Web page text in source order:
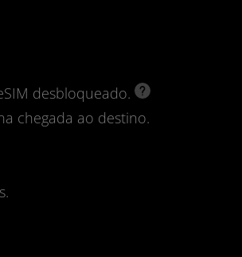
desbloqueado.
chegada ao destino.